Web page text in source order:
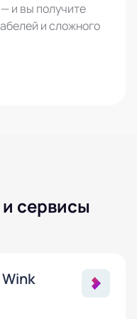
и вы получите
и сложного
сервисы
Wink